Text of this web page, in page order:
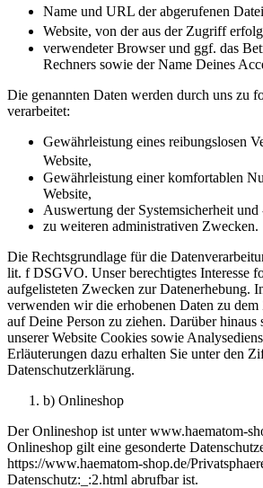
Name und URL der abgerufenen
Website, von der aus der Zugriff
verwendeter Browser und ggf. das
Rechners sowie der Name Deines
Die genannten Daten werden durch uns zu
verarbeitet:
Gewährleistung eines reibungslosen
Website,
Gewährleistung einer komfortablen
Website,
Auswertung der Systemsicherheit
zu weiteren administrativen Zwecken.
Die Rechtsgrundlage für die
lit. f DSGVO. Unser berechtigtes Interesse
aufgelisteten Zwecken zur Datenerhebung.
verwenden wir die erhobenen Daten zu
auf Deine Person zu ziehen. Darüber hinaus
unserer Website Cookies sowie
Erläuterungen dazu erhalten Sie unter den
Datenschutzerklärung.
b) Onlineshop
Der Onlineshop ist unter www.haematom-
Onlineshop gilt eine gesonderte
https://www.haematom-shop.de/
Datenschutz:_:2.html abrufbar ist.